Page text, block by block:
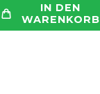
IN DEN
WARENKORB